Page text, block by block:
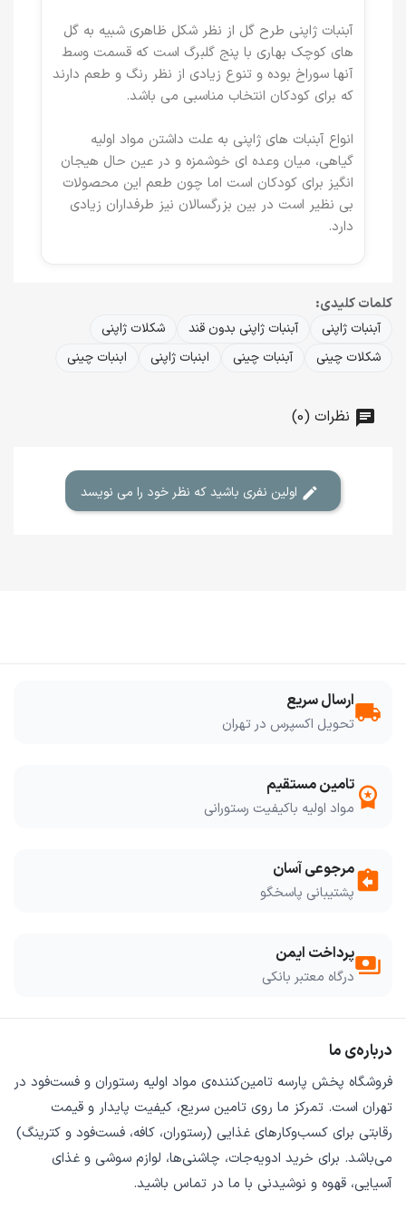
آبنبات ژاپنی طرح گل از نظر شکل ظاهری شبیه به گل
های کوچک بهاری با پنج گلبرگ است که قسمت وسط
آنها سوراخ بوده و تنوع زیادی از نظر رنگ و طعم دارند
که برای کودکان انتخاب مناسبی می باشد.
انواع آبنبات های ژاپنی به علت داشتن مواد اولیه
گیاهی، میان وعده ای خوشمزه و در عین حال هیجان
انگیز برای کودکان است اما چون طعم این محصولات
بی نظیر است در بین بزرگسالان نیز طرفداران زیادی
دارد.
کلمات کلیدی:
آبنبات ژاپنی آبنبات ژاپنی بدون قند
شکلات ژاپنی
شکلات چینی
آبنبات چینی ابنبات ژاپنی ابنبات چینی
نظرات (0)
local_shippingارسال سریع
تحویل اکسپرس در تهران
workspace_premium تامین مستقیم
مواد اولیه باکیفیت رستورانی
assignment_returnمرجوعی آسان
پشتیبانی پاسخگو
paymentsپرداخت ایمن
درگاه معتبر بانکی
درباره‌ی ما
فروشگاه پخش پارسه تامین‌کننده‌ی مواد اولیه رستوران و فست‌فود در
تهران است. تمرکز ما روی تامین سریع، کیفیت پایدار و قیمت
رقابتی برای کسب‌وکارهای غذایی (رستوران، کافه، فست‌فود و کترینگ)
می‌باشد. برای خرید ادویه‌جات، چاشنی‌ها، لوازم سوشی و غذای
آسیایی، قهوه و نوشیدنی با ما در تماس باشید.